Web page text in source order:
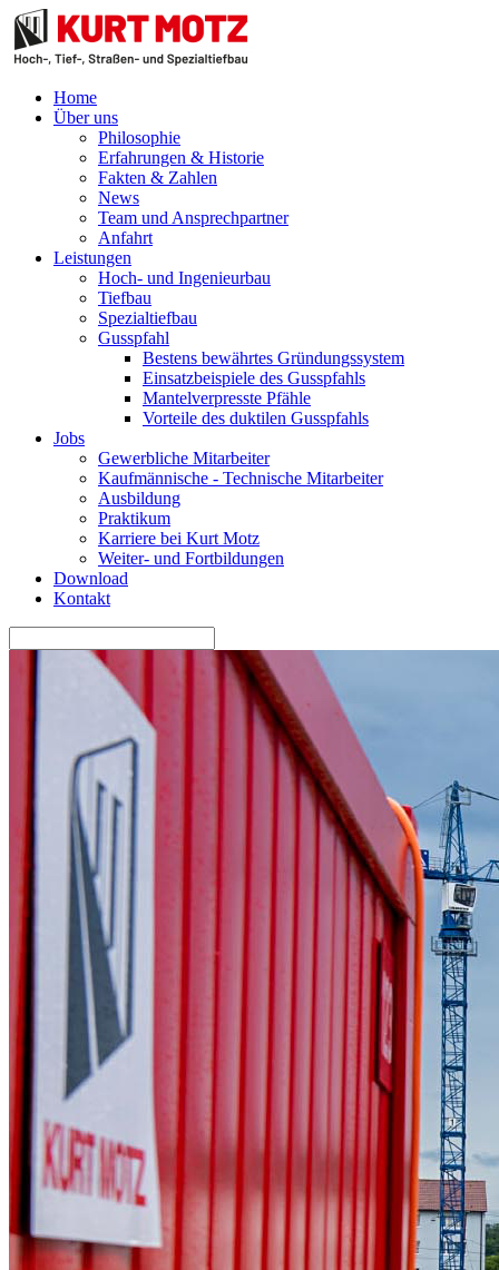
Home
Über uns
Philosophie
Erfahrungen & Historie
Fakten & Zahlen
News
Team und Ansprechpartner
Anfahrt
Leistungen
Hoch- und Ingenieurbau
Tiefbau
Spezialtiefbau
Gusspfahl
Bestens bewährtes Gründungssystem
Einsatzbeispiele des Gusspfahls
Mantelverpresste Pfähle
Vorteile des duktilen Gusspfahls
Jobs
Gewerbliche Mitarbeiter
Kaufmännische - Technische Mitarbeiter
Ausbildung
Praktikum
Karriere bei Kurt Motz
Weiter- und Fortbildungen
Download
Kontakt